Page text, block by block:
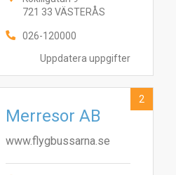
Uppdatera uppgifter
721 33 VÄSTERÅS
026-120000
Merresor AB
www.flygbussarna.se
2